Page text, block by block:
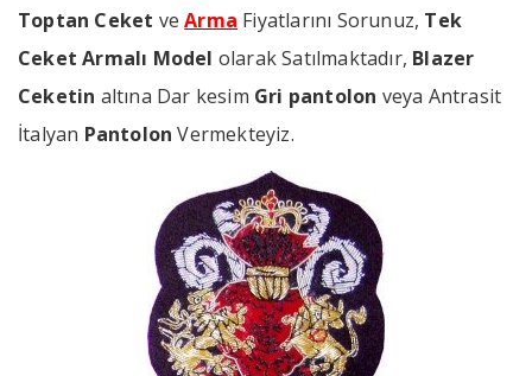
Toptan Ceket veArma Fiyatlarını Sorunuz, Tek
Ceket Armalı Model olarak Satılmaktadır, Blazer
Ceketin altına Dar kesim Gri pantolon veya Antrasit
İtalyan Pantolon Vermekteyiz.